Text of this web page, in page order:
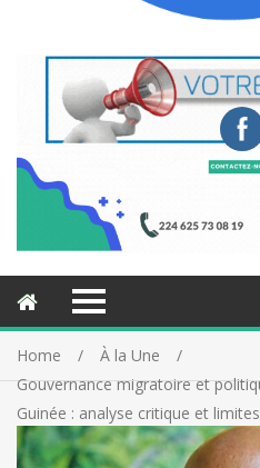
Home
À la Une
Gouvernance migratoire et
Guinée : analyse critique et
« 72 heures de la mobilité »